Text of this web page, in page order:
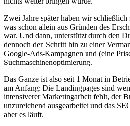
Zwei Jahre später haben wir schließlich
was schon allein aus Gründen des
war. Und dann, unterstützt durch den
dennoch den Schritt hin zu einer
Google-Ads-Kampagnen und (eine
Suchmaschinenoptimierung.
Das Ganze ist also seit 1 Monat in
am Anfang: Die Landingpages sind
intensiverer Marketingarbeit fehlt, der
unzureichend ausgearbeitet und das
aber es läuft.